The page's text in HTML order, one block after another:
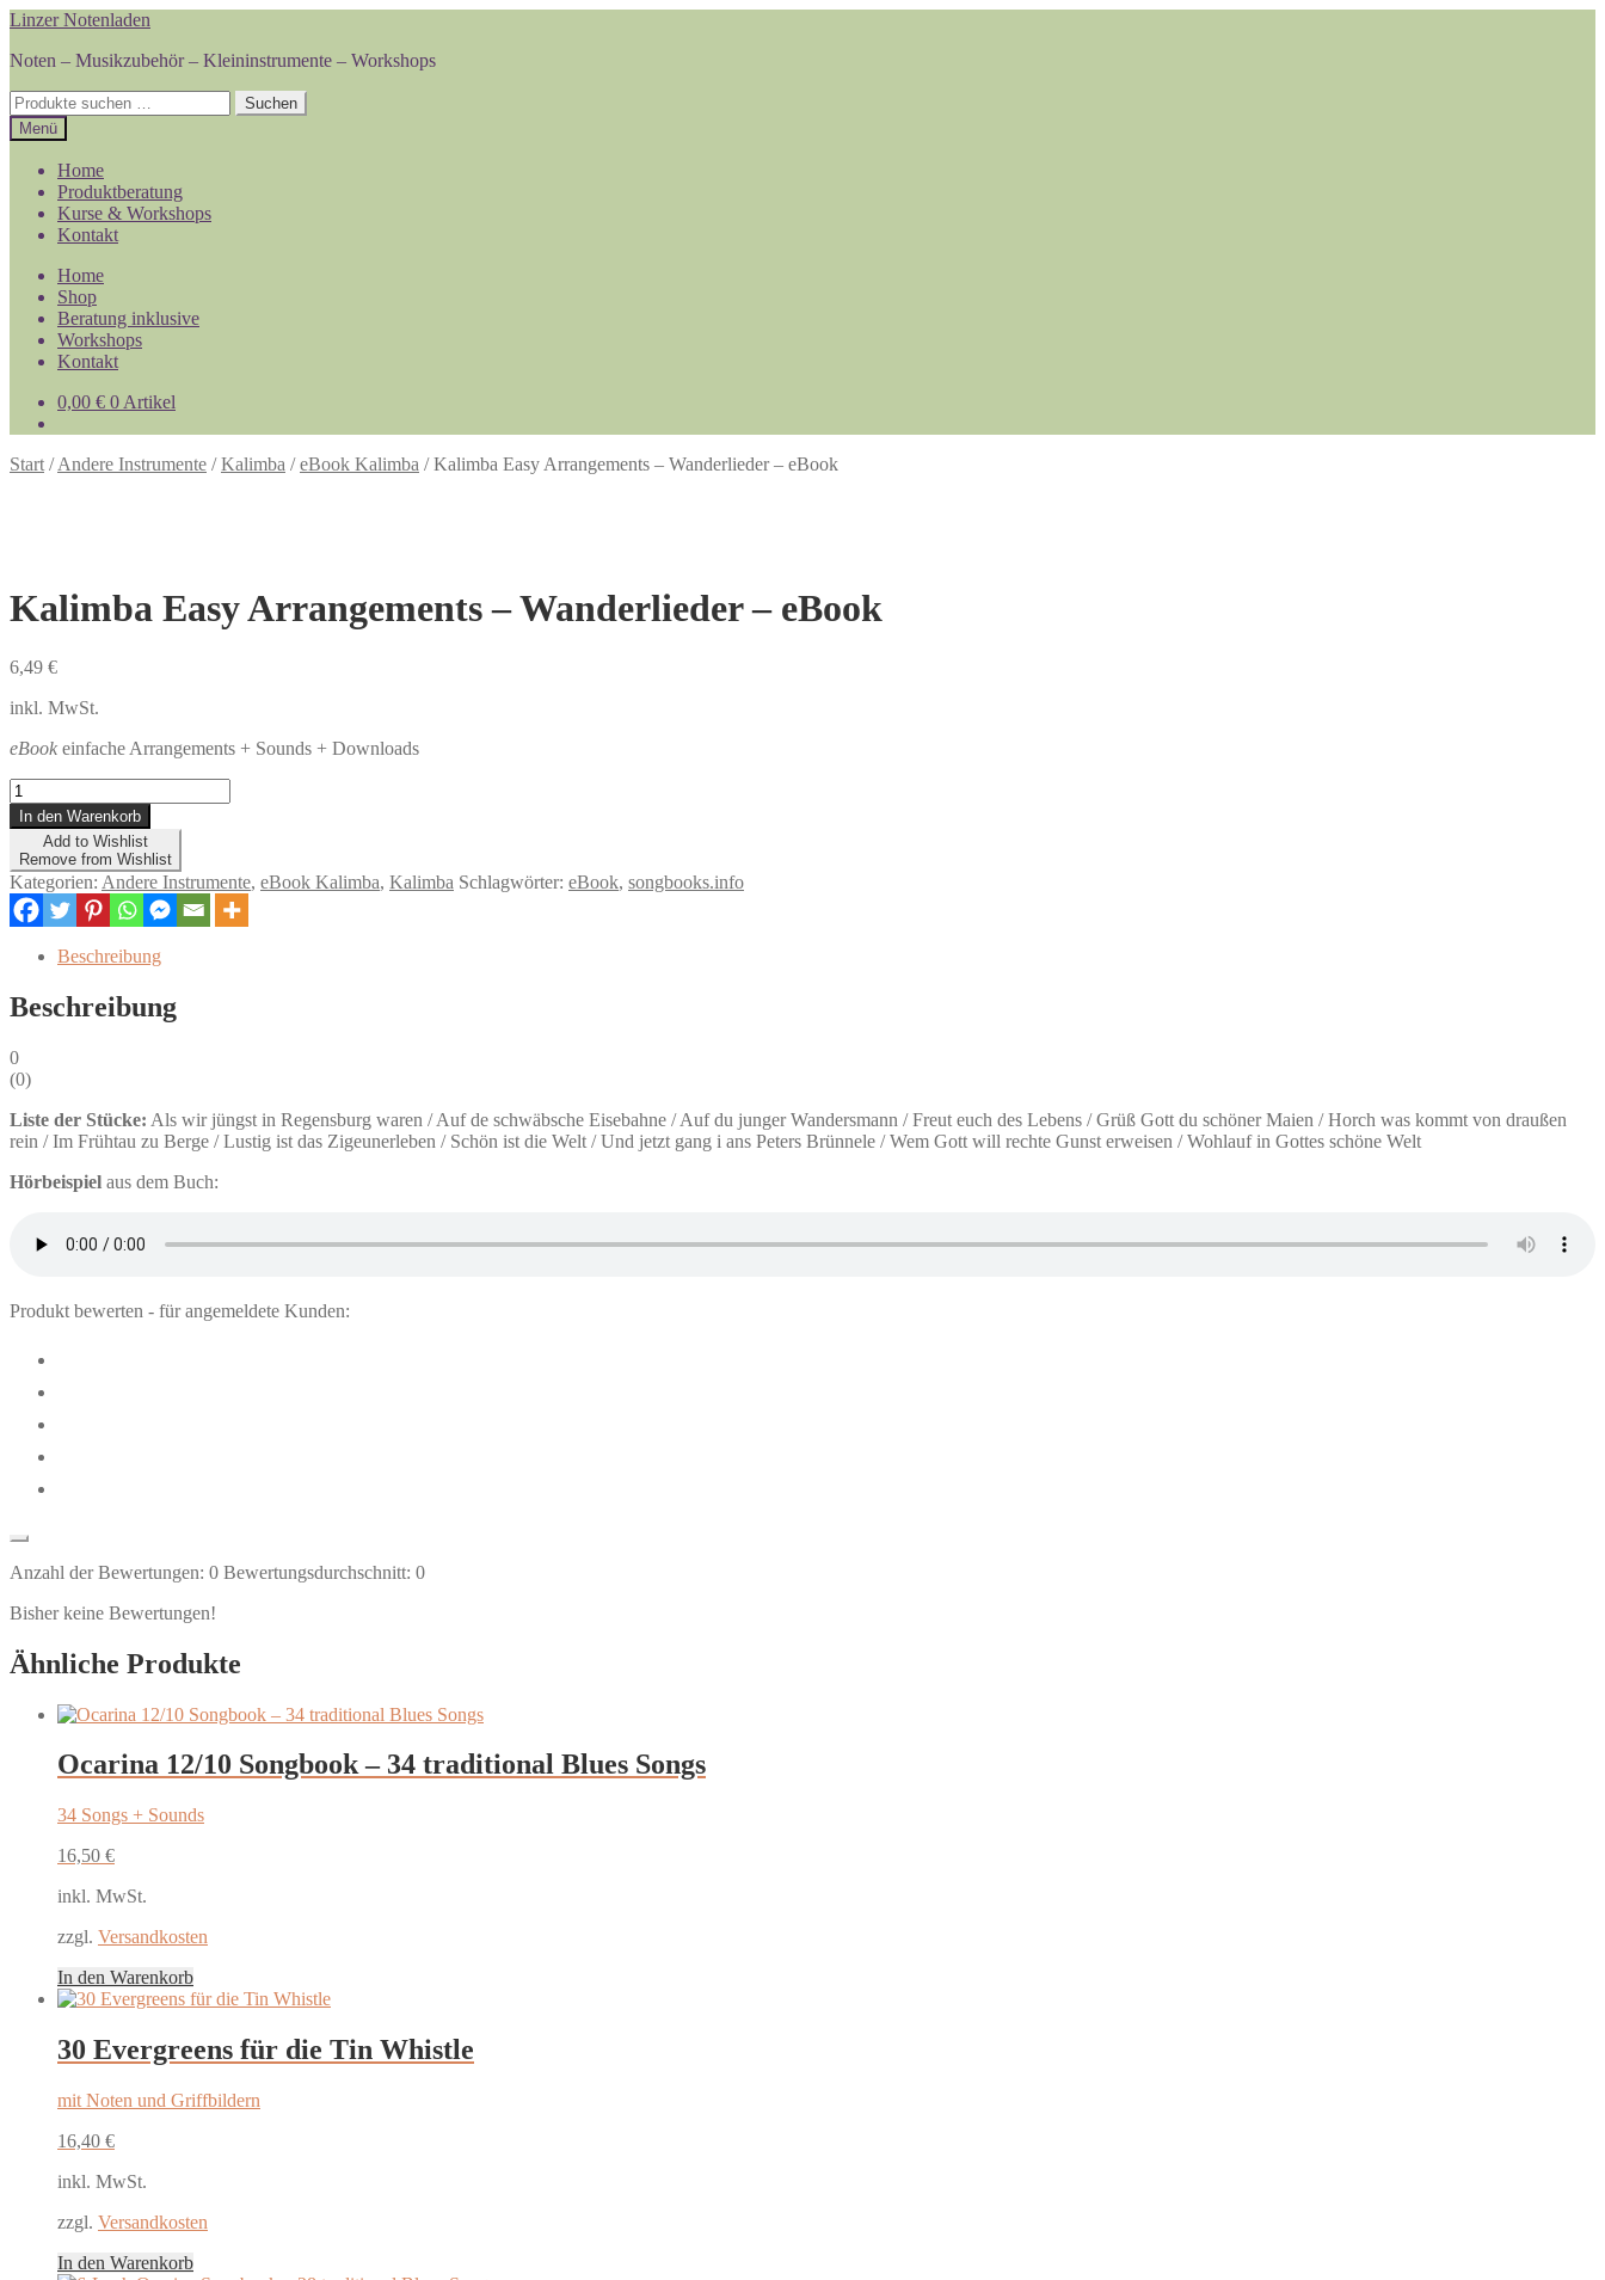
Zur
springen
Zum
springen
Linzer Notenladen
Noten – Musikzubehör – Kleininstrumente – Workshops
Suchen
nach:
Suchen
Menü
Home
Produktberatung
Kurse & Workshops
Kontakt
Home
Shop
Beratung inklusive
Workshops
Kontakt
0,00 € 0 Artikel
Start /Andere Instrumente /Kalimba /eBook Kalimba /Kalimba Easy Arrangements – Wanderlieder – eBook
Kalimba Easy Arrangements – Wanderlieder – eBook
6,49 €
inkl. MwSt.
eBook einfache Arrangements + Sounds + Downloads
Kalimba
Easy
Arrangements
Wanderlieder
-
eBook
In den Warenkorb
Add to Wishlist
Remove from Wishlist
Kategorien: Andere Instrumente, eBook Kalimba, Kalimba Schlagwörter: eBook, songbooks.info
Beschreibung
Beschreibung
0
(0)
Liste der Stücke: Als wir jüngst in Regensburg waren / Auf de schwäbsche Eisebahne / Auf du junger Wandersmann / Freut euch des Lebens / Grüß Gott du schöner Maien / Horch was kommt von draußen
rein / Im Frühtau zu Berge / Lustig ist das Zigeunerleben / Schön ist die Welt / Und jetzt gang i ans Peters Brünnele / Wem Gott will rechte Gunst erweisen / Wohlauf in Gottes schöne Welt
Hörbeispiel aus dem Buch:
Produkt bewerten - für angemeldete Kunden:
Anzahl der Bewertungen: 0 Bewertungsdurchschnitt: 0
Bisher keine Bewertungen!
Ähnliche Produkte
Ocarina 12/10 Songbook – 34 traditional Blues Songs
34 Songs + Sounds
16,50 €
inkl. MwSt.
zzgl. Versandkosten
In den Warenkorb
30 Evergreens für die Tin Whistle
mit Noten und Griffbildern
16,40 €
inkl. MwSt.
zzgl. Versandkosten
In den Warenkorb